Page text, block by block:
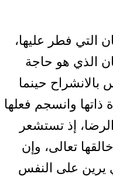
التي فطر عليها،
الذي هو حاجة
حينما
وانسجم فعلها
إذ تستشعر
تعالى، وإن
يرين على النفس